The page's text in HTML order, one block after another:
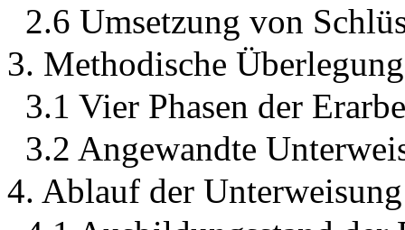
2.6 Umsetzung von
3. Methodische
3.1 Vier Phasen der
3.2 Angewandte
4. Ablauf der Unterweisung